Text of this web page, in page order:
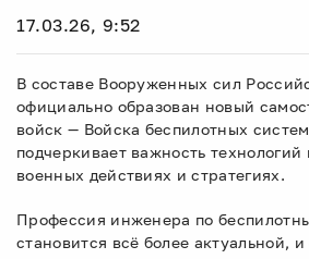
17.03.26, 9:52
В составе Вооруженных сил
официально образован новый
войск — Войска беспилотных
подчеркивает важность
военных действиях и стратегиях.
Профессия инженера по
становится всё более актуальной,